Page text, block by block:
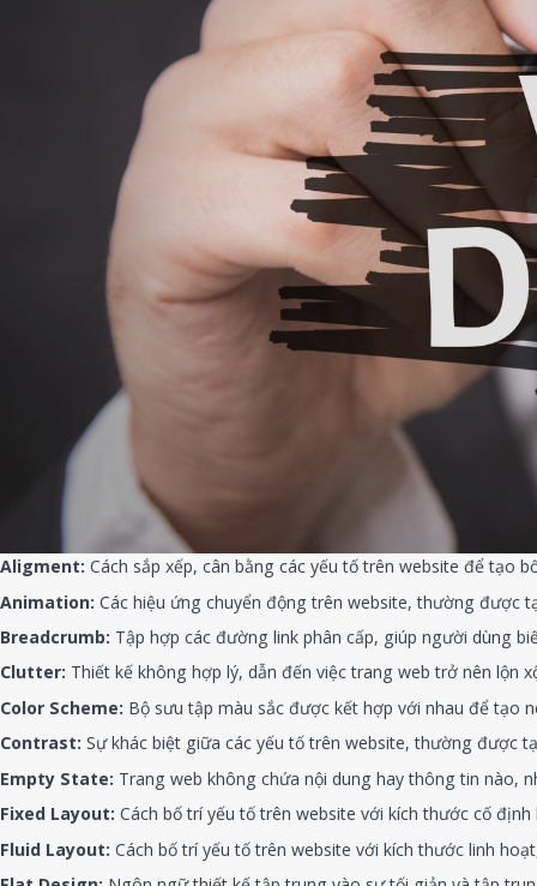
Aligment: Cách sắp xếp, cân bằng các yếu tố trên website để tạo
Animation: Các hiệu ứng chuyển động trên website, thường được
Breadcrumb: Tập hợp các đường link phân cấp, giúp người dùng
Clutter: Thiết kế không hợp lý, dẫn đến việc trang web trở nên lộn
Color Scheme: Bộ sưu tập màu sắc được kết hợp với nhau để tạo
Contrast: Sự khác biệt giữa các yếu tố trên website, thường được
Empty State: Trang web không chứa nội dung hay thông tin nào,
Fixed Layout: Cách bố trí yếu tố trên website với kích thước cố
Fluid Layout: Cách bố trí yếu tố trên website với kích thước linh